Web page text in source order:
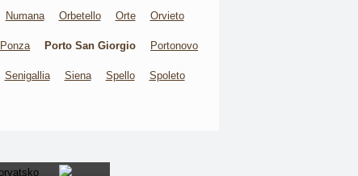
Numana Orbetello Orte Orvieto
Ponza Porto San Giorgio Portonovo
Senigallia Siena Spello Spoleto